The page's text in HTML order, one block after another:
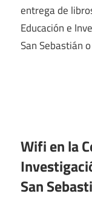
entrega de
Educación e
San Sebastián
Wifi en la
San